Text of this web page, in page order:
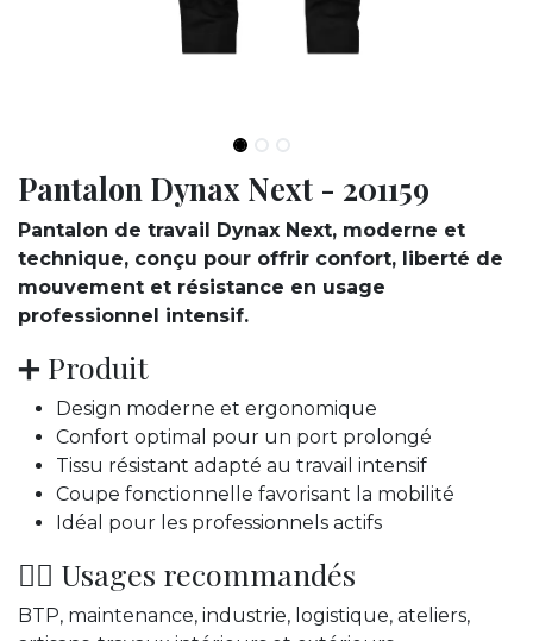
Pantalon Dynax Next - 201159
Pantalon de travail Dynax Next, moderne et
technique, conçu pour offrir confort, liberté de
mouvement et résistance en usage
professionnel intensif.
➕ Produit
Design moderne et ergonomique
Confort optimal pour un port prolongé
Tissu résistant adapté au travail intensif
Coupe fonctionnelle favorisant la mobilité
Idéal pour les professionnels actifs
👷‍♂️ Usages recommandés
BTP, maintenance, industrie, logistique, ateliers,